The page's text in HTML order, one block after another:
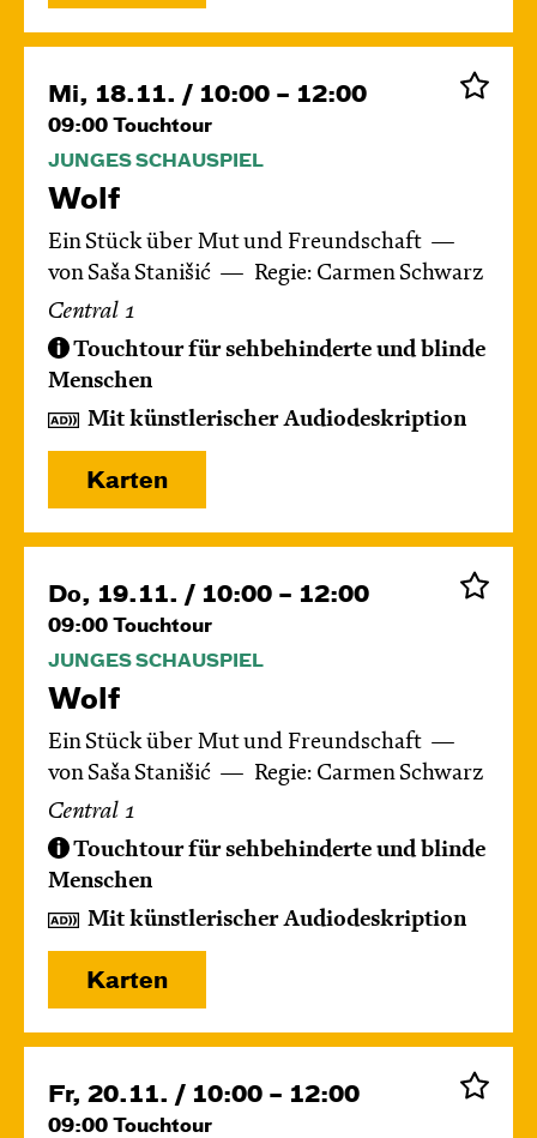
Mi, 18.11. / 10:00 – 12:00
09:00 Touchtour
JUNGES SCHAUSPIEL
Wolf
Ein Stück über Mut und Freundschaft
von Saša Stanišić
Regie: Carmen Schwarz
Central 1
Touchtour für sehbehinderte und blinde
Menschen
Mit künstlerischer Audiodeskription
Karten
Do, 19.11. / 10:00 – 12:00
09:00 Touchtour
JUNGES SCHAUSPIEL
Wolf
Ein Stück über Mut und Freundschaft
von Saša Stanišić
Regie: Carmen Schwarz
Central 1
Touchtour für sehbehinderte und blinde
Menschen
Mit künstlerischer Audiodeskription
Karten
Fr, 20.11. / 10:00 – 12:00
09:00 Touchtour